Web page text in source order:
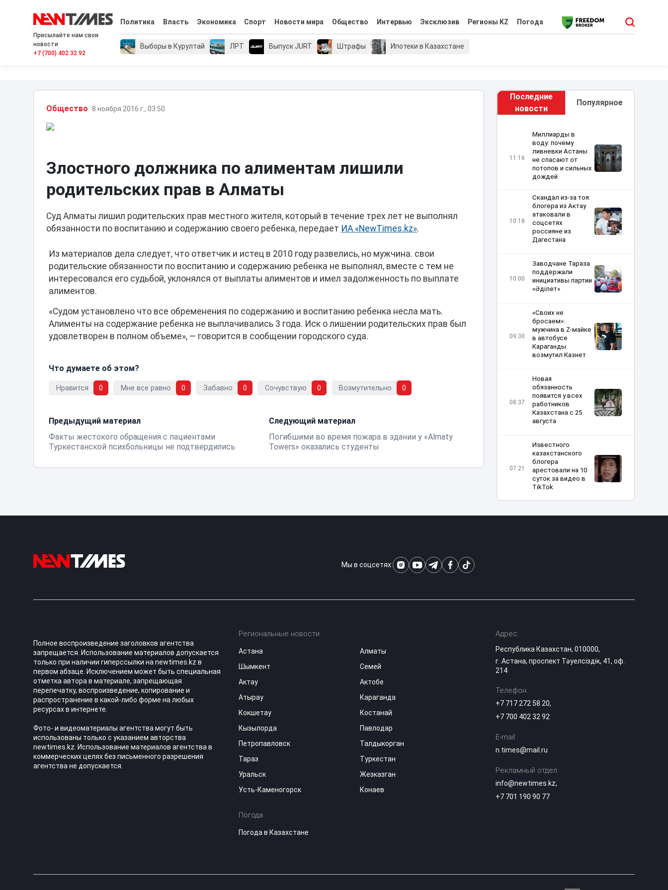
Присылайте нам свои
новости
+7 (700) 402 32 92
Политика Власть Экономика Спорт Новости мира Общество Интервью Эксклюзив Регионы KZ Погода
Выборы в Курултай ЛРТ Выпуск JURT Штрафы Ипотеки в Казахстане
Общество 8 ноября 2016 г., 03:50
Злостного должника по алиментам лишили
родительских прав в Алматы
Суд Алматы лишил родительских прав местного жителя, который в течение трех лет не выполнял
обязанности по воспитанию и содержанию своего ребенка, передает ИА «NewTimes.kz».
Из материалов дела следует, что ответчик и истец в 2010 году развелись, но мужчина. свои
родительские обязанности по воспитанию и содержанию ребенка не выполнял, вместе с тем не
интересовался его судьбой, уклонялся от выплаты алиментов и имел задолженность по выплате
алиментов.
«Судом установлено что все обременения по содержанию и воспитанию ребенка несла мать.
Алименты на содержание ребенка не выплачивались 3 года. Иск о лишении родительских прав был
удовлетворен в полном объеме», ― говорится в сообщении городского суда.
Что думаете об этом?
Нравится 0 Мне все равно 0 Забавно 0 Сочувствую 0 Возмутительно 0
Предыдущий материал
Факты жестокого обращения с пациентами
Туркестанской психбольницы не подтвердились
Следующий материал
Погибшими во время пожара в здании у «Almaty
Towers» оказались студенты
Последние
новости
Популярное
11:16
Миллиарды в
воду: почему
ливневки Астаны
не спасают от
потопов и сильных
дождей
10:18
Скандал из-за тоя:
блогера из Актау
атаковали в
соцсетях
россияне из
Дагестана
10:00
Заводчане Тараза
поддержали
инициативы партии
«Әділет»
09:30
«Своих не
бросаем»:
мужчина в Z-майке
в автобусе
Караганды
возмутил Казнет
08:37
Новая
обязанность
появится у всех
работников
Казахстана с 25
августа
07:21
Известного
казахстанского
блогера
арестовали на 10
суток за видео в
TikTok
издевательств
СОРы и СОЧи
Казахстане
бывшей жены
Полиция
расследует
нападение на
23:21
Казахстане
Мы в соцсетях:
Полное воспроизведение заголовков агентства
запрещается. Использование материалов допускается
только при наличии гиперссылки на newtimes.kz в
первом абзаце. Исключением может быть специальная
отметка автора в материале, запрещающая
перепечатку, воспроизведение, копирование и
распространение в какой-либо форме на любых
ресурсах в интернете.
Фото- и видеоматериалы агентства могут быть
использованы только с указанием авторства
newtimes.kz. Использование материалов агентства в
коммерческих целях без письменного разрешения
агентства не допускается.
Региональные новости
Астана
Алматы
Шымкент
Семей
Актау
Актобе
Атырау
Караганда
Кокшетау
Костанай
Кызылорда
Павлодар
Петропавловск
Талдыкорган
Тараз
Туркестан
Уральск
Жезказган
Усть-Каменогорск
Конаев
Погода
Погода в Казахстане
Адрес:
Республика Казахстан, 010000,
г. Астана, проспект Тәуелсіздік, 41, оф.
214
Телефон:
+7 717 272 58 20,
+7 700 402 32 92
E-mail:
n.times@mail.ru
Рекламный отдел:
info@newtimes.kz,
+7 701 190 90 77